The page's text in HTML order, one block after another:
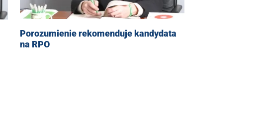
Porozumienie rekomenduje kandydata
na RPO